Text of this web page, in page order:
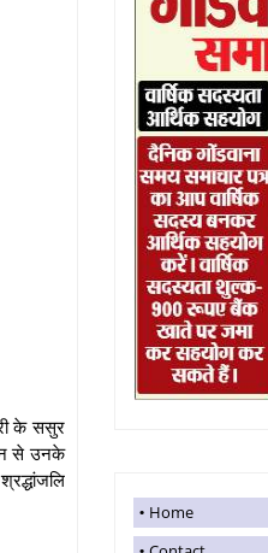
के ससुर
से उनके
Home